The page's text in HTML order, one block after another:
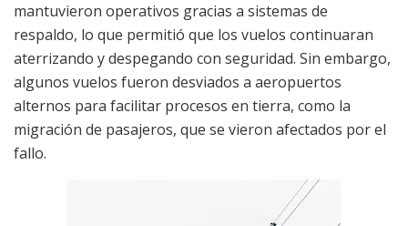
mantuvieron operativos gracias a sistemas de
respaldo, lo que permitió que los vuelos continuaran
aterrizando y despegando con seguridad. Sin embargo,
algunos vuelos fueron desviados a aeropuertos
alternos para facilitar procesos en tierra, como la
migración de pasajeros, que se vieron afectados por el
fallo.